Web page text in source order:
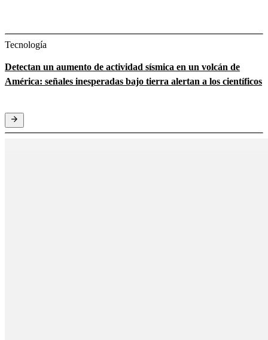
Tecnología
Detectan un aumento de actividad sísmica en un volcán de
América: señales inesperadas bajo tierra alertan a los científicos